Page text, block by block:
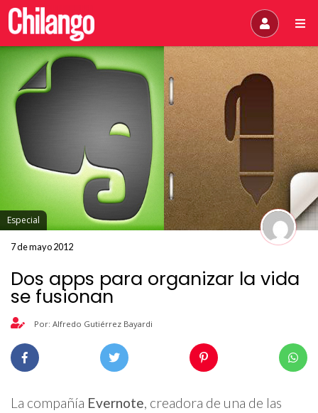
Especial
7 de mayo 2012
Dos apps para organizar la vida
se fusionan
Por: Alfredo Gutiérrez Bayardi
La compañía Evernote , creadora de una de las